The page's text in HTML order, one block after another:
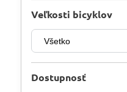
Veľkosti bicyklov
Dostupnosť